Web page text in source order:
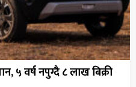
५ वर्ष नपुग्दै ८ लाख बिक्री